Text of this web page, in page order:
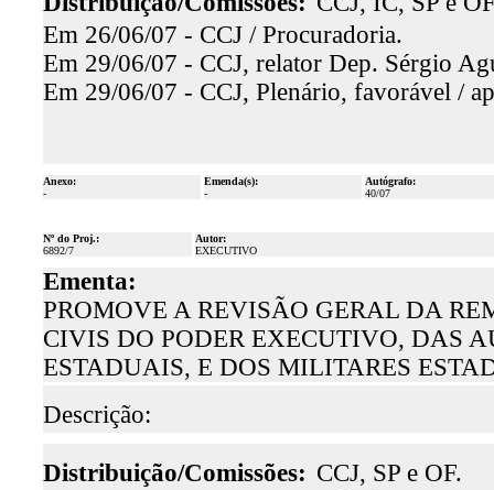
Em 26/06/07 - CCJ / Procuradoria.
Em 29/06/07 - CCJ, relator Dep. Sérgio
Em 29/06/07 - CCJ, Plenário, favorável /
Anexo:
-
Emenda(s):
-
Autógrafo:
40/07
Nº do Proj.:
6892/7
Autor:
EXECUTIVO
Ementa:
PROMOVE A REVISÃO GERAL DA
CIVIS DO PODER EXECUTIVO, DAS
ESTADUAIS, E DOS MILITARES
Descrição:
Distribuição/Comissões: CCJ, SP e OF.